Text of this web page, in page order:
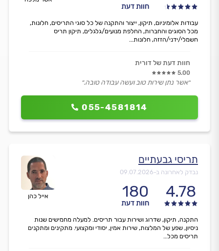
חוות דעת
055-4581814
עבודות אלומיניום, תיקון, ייצור והתקנה של כל סוגי התריסים, חלונות,
מכל הסוגים והחברות, החלפת מנועים/גלגלים, תיקון תריס
חשמלי/ידני/הזזה, חלונות...
חוות דעת של דורית
5.00
״אשר נתן שירות טוב ועשה עבודה טובה.״
אייל כהן
תריסי גבעתיים
נבדק לאחרונה ב-09.07.2026
4.78
180
חוות דעת
התקנה, תיקון, שדרוג ושירות עבור תריסים. למעלה מחמישים שנות
ניסיון, שפע של המלצות, שירות אמין, יסודי ומקצועי. מתקינים ומתקנים
תריסים מכל...